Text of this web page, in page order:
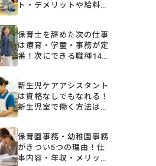
ト・デメリットや給料・
保育士を辞めた次の仕事
は療育・学童・事務が定
番！次にできる職種14
新生児ケアアシスタント
は資格なしでもなれる！
新生児室で働く方法は？
保育園事務・幼稚園事務
がきつい5つの理由！仕
事内容・年収・メリット